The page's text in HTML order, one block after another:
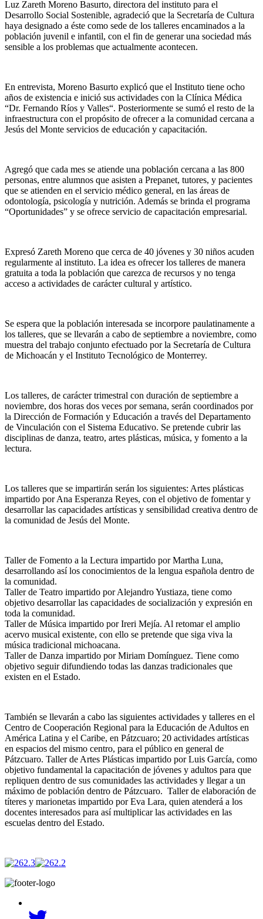
Luz Zareth Moreno Basurto, directora del instituto para el
Desarrollo Social Sostenible, agradeció que la Secretaría de Cultura
haya designado a éste como sede de los talleres encaminados a la
población juvenil e infantil, con el fin de generar una sociedad más
sensible a los problemas que actualmente acontecen.
En entrevista, Moreno Basurto explicó que el Instituto tiene ocho
años de existencia e inició sus actividades con la Clínica Médica
“Dr. Fernando Ríos y Valles“. Posteriormente se sumó el resto de la
infraestructura con el propósito de ofrecer a la comunidad cercana a
Jesús del Monte servicios de educación y capacitación.
Agregó que cada mes se atiende una población cercana a las 800
personas, entre alumnos que asisten a Prepanet, tutores, y pacientes
que se atienden en el servicio médico general, en las áreas de
odontología, psicología y nutrición. Además se brinda el programa
“Oportunidades” y se ofrece servicio de capacitación empresarial.
Expresó Zareth Moreno que cerca de 40 jóvenes y 30 niños acuden
regularmente al instituto. La idea es ofrecer los talleres de manera
gratuita a toda la población que carezca de recursos y no tenga
acceso a actividades de carácter cultural y artístico.
Se espera que la población interesada se incorpore paulatinamente a
los talleres, que se llevarán a cabo de septiembre a noviembre, como
muestra del trabajo conjunto efectuado por la Secretaría de Cultura
de Michoacán y el Instituto Tecnológico de Monterrey.
Los talleres, de carácter trimestral con duración de septiembre a
noviembre, dos horas dos veces por semana, serán coordinados por
la Dirección de Formación y Educación a través del Departamento
de Vinculación con el Sistema Educativo. Se pretende cubrir las
disciplinas de danza, teatro, artes plásticas, música, y fomento a la
lectura.
Los talleres que se impartirán serán los siguientes: Artes plásticas
impartido por Ana Esperanza Reyes, con el objetivo de fomentar y
desarrollar las capacidades artísticas y sensibilidad creativa dentro de
la comunidad de Jesús del Monte.
Taller de Fomento a la Lectura impartido por Martha Luna,
desarrollando así los conocimientos de la lengua española dentro de
la comunidad.
Taller de Teatro impartido por Alejandro Yustiaza, tiene como
objetivo desarrollar las capacidades de socialización y expresión en
toda la comunidad.
Taller de Música impartido por Ireri Mejía. Al retomar el amplio
acervo musical existente, con ello se pretende que siga viva la
música tradicional michoacana.
Taller de Danza impartido por Miriam Domínguez. Tiene como
objetivo seguir difundiendo todas las danzas tradicionales que
existen en el Estado.
También se llevarán a cabo las siguientes actividades y talleres en el
Centro de Cooperación Regional para la Educación de Adultos en
América Latina y el Caribe, en Pátzcuaro; 20 actividades artísticas
en espacios del mismo centro, para el público en general de
Pátzcuaro. Taller de Artes Plásticas impartido por Luis García, como
objetivo fundamental la capacitación de jóvenes y adultos para que
repliquen dentro de sus comunidades las actividades y llegar a un
máximo de población dentro de Pátzcuaro. Taller de elaboración de
títeres y marionetas impartido por Eva Lara, quien atenderá a los
docentes interesados para así multiplicar las actividades en las
escuelas dentro del Estado.